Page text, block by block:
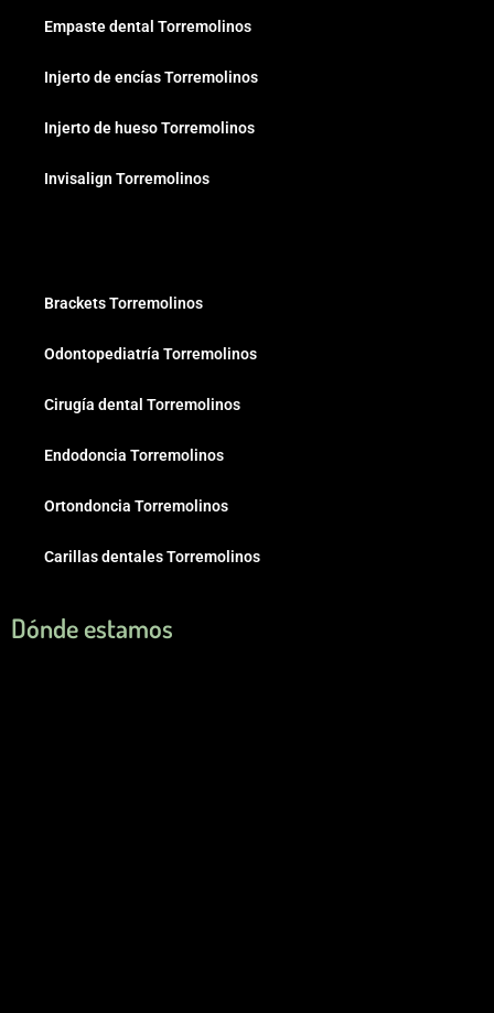
Empaste dental Torremolinos
Injerto de encías Torremolinos
Injerto de hueso Torremolinos
Invisalign Torremolinos
Brackets Torremolinos
Odontopediatría Torremolinos
Cirugía dental Torremolinos
Endodoncia Torremolinos
Ortondoncia Torremolinos
Carillas dentales Torremolinos
Dónde estamos